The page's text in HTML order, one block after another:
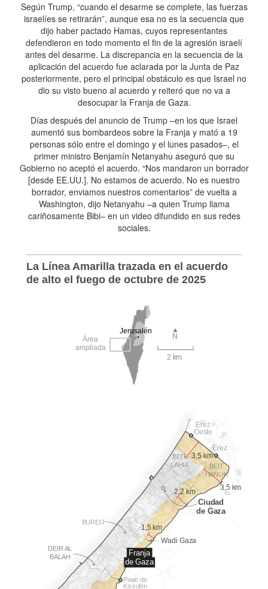
Según Trump, “cuando el desarme se complete, las fuerzas
israelíes se retirarán”, aunque esa no es la secuencia que
dijo haber pactado Hamas, cuyos representantes
defendieron en todo momento el fin de la agresión israelí
antes del desarme. La discrepancia en la secuencia de la
aplicación del acuerdo fue aclarada por la Junta de Paz
posteriormente, pero el principal obstáculo es que Israel no
dio su visto bueno al acuerdo y reiteró que no va a
desocupar la Franja de Gaza.
Días después del anuncio de Trump –en los que Israel
aumentó sus bombardeos sobre la Franja y mató a 19
personas sólo entre el domingo y el lunes pasados–, el
primer ministro Benjamín Netanyahu aseguró que su
Gobierno no aceptó el acuerdo. “Nos mandaron un borrador
[desde EE.UU.]. No estamos de acuerdo. No es nuestro
borrador, enviamos nuestros comentarios” de vuelta a
Washington, dijo Netanyahu –a quien Trump llama
cariñosamente Bibi– en un video difundido en sus redes
sociales.
La Línea Amarilla trazada en el acuerdo
de alto el fuego de octubre de 2025
Jerusalén
N
Área
ampliada
2 km
Erez
Oeste
Erez
3,5 km
BEIT
LAHIA
BEIT
HANUN
3,5 km
2,2 km
Ciudad
de Gaza
BUREIJ
1,5 km
Wadi Gaza
DEIR AL
BALAH
Franja
de Gaza
Paso de
Kissufim